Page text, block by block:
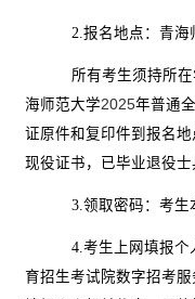
2. 报名地点：青海
所有考生须持所
海师范大学2025年普通
证原件和复印件到报名
现役证书，已毕业退役
3. 领取密码：考生
4. 考生上网填报个
育招生考试院数字招考